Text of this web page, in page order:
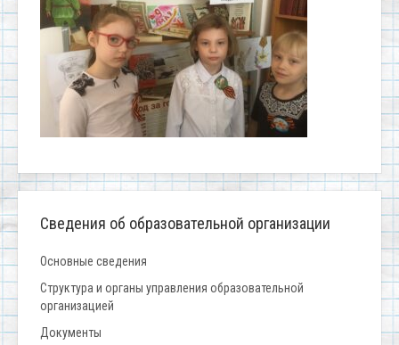
Сведения об образовательной организации
Основные сведения
Структура и органы управления образовательной
организацией
Документы